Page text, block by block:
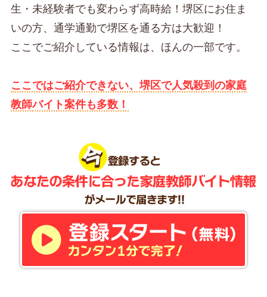
生・未経験者でも変わらず高時給！堺区にお住ま
いの方、通学通勤で堺区を通る方は大歓迎！
ここでご紹介している情報は、ほんの一部です。
ここではご紹介できない、堺区で人気殺到の家庭
教師バイト案件も多数！